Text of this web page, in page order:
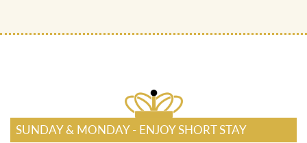
SUNDAY & MONDAY - ENJOY SHORT STAY